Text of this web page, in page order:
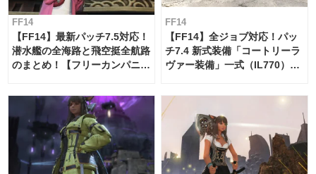
FF14
【FF14】最新パッチ7.5対応！
潜水艦の全海路と飛空挺全航路
のまとめ！【フリーカンパニ
FF14
【FF14】全ジョブ対応！パッ
チ7.4 新式装備「コートリーラ
ヴァー装備」一式（IL770）の